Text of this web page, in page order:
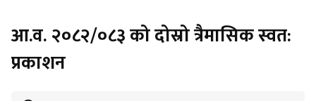
आ.व. २०८२/०८३ को दोस्रो त्रैमासिक स्वत:
प्रकाशन